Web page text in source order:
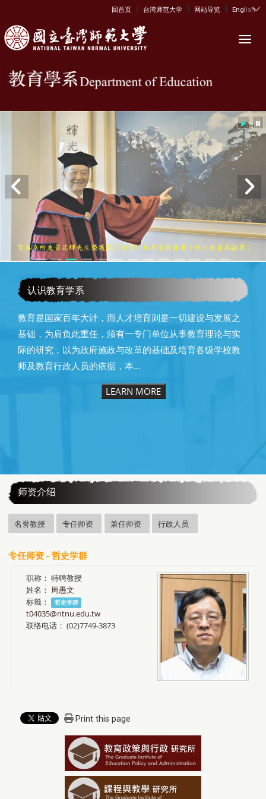
:::
回首页 | 台湾师范大学 | 网站导览 | English
认识教育学系
教育是国家百年大计，而人才培育则是一切建设与发展之
基础，为肩负此重任，须有一专门单位从事教育理论与实
际的研究，以为政府施政与改革的基础及培育各级学校教
师及教育行政人员的依据，本...
LEARN MORE
师资介绍
名誉教授 专任师资 兼任师资 行政人员
专任师资 - 哲史学群
职称： 特聘教授
姓名： 周愚文
标籤：
哲史学群
t04035@ntnu.edu.tw
联络电话： (02)7749-3873
Print this page